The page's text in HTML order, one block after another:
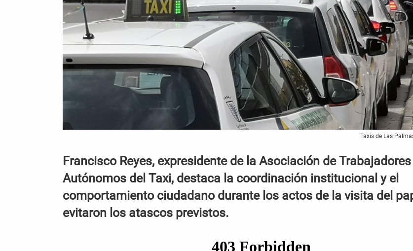
Taxis de Las
Francisco Reyes, expresidente de la Asociación de Trabajadores
Autónomos del Taxi, destaca la coordinación institucional y el
comportamiento ciudadano durante los actos de la visita del
evitaron los atascos previstos.